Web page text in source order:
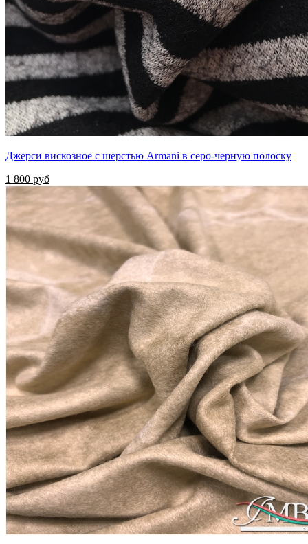
Джерси вискозное с шерстью Armani в серо-черную полоску
1 800 руб